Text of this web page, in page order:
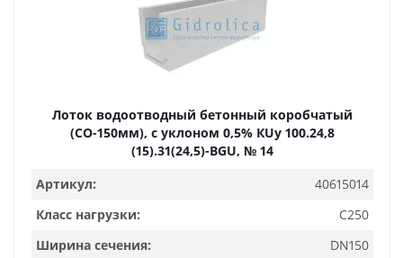
Лоток водоотводный бетонный коробчатый
(СО-150мм), с уклоном 0,5% КUу 100.24,8
(15).31(24,5)-BGU, № 14
Артикул:
40615014
Класс нагрузки:
C250
Ширина сечения:
DN150